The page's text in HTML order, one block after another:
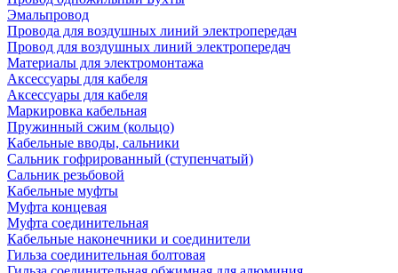
Эмальпровод
Провода для воздушных линий электропередач
Провод для воздушных линий электропередач
Материалы для электромонтажа
Аксессуары для кабеля
Аксессуары для кабеля
Маркировка кабельная
Пружинный сжим (кольцо)
Кабельные вводы, сальники
Сальник гофрированный (ступенчатый)
Сальник резьбовой
Кабельные муфты
Муфта концевая
Муфта соединительная
Кабельные наконечники и соединители
Гильза соединительная болтовая